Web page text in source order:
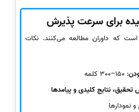
برای سرعت پذیرش
که داوران مطالعه می‌کنند. نکات
: 150–300 کلمه
نتایج کلیدی و پیامدها
و نمودارها